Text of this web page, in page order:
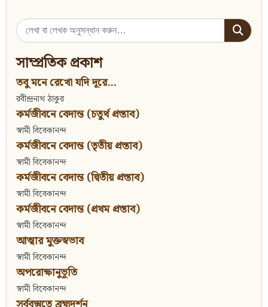
Search
for:
সাম্প্রতিক প্রকাশ
তবু মনে রেখো যদি দূরে...
রবীন্দ্রনাথ ঠাকুর
কর্মজীবনে বেদান্ত (চতুর্থ প্রস্তাব)
স্বামী বিবেকানন্দ
কর্মজীবনে বেদান্ত (তৃতীয় প্রস্তাব)
স্বামী বিবেকানন্দ
কর্মজীবনে বেদান্ত (দ্বিতীয় প্রস্তাব)
স্বামী বিবেকানন্দ
কর্মজীবনে বেদান্ত (প্রথম প্রস্তাব)
স্বামী বিবেকানন্দ
আত্মার মুক্তস্বভাব
স্বামী বিবেকানন্দ
অপরোক্ষানুভূতি
স্বামী বিবেকানন্দ